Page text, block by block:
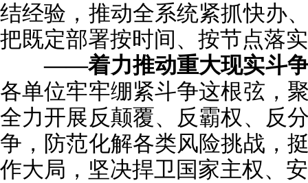
结经验，推动全系统紧抓快办
把既定部署按时间、按节点落
——着力推动重大现实斗
各单位牢牢绷紧斗争这根弦，
全力开展反颠覆、反霸权、反
争，防范化解各类风险挑战，
作大局，坚决捍卫国家主权、